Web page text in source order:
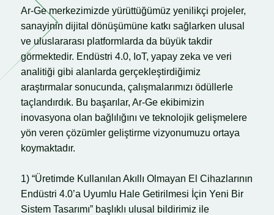
Ar-Ge merkezimizde yürüttüğümüz yenilikçi projeler,
sanayinin dijital dönüşümüne katkı sağlarken ulusal
ve uluslararası platformlarda da büyük takdir
görmektedir. Endüstri 4.0, IoT, yapay zeka ve veri
analitiği gibi alanlarda gerçekleştirdiğimiz
araştırmalar sonucunda, çalışmalarımızı ödüllerle
taçlandırdık. Bu başarılar, Ar-Ge ekibimizin
inovasyona olan bağlılığını ve teknolojik gelişmelere
yön veren çözümler geliştirme vizyonumuzu ortaya
koymaktadır.
1) “Üretimde Kullanılan Akıllı Olmayan El Cihazlarının
Endüstri 4.0’a Uyumlu Hale Getirilmesi İçin Yeni Bir
Sistem Tasarımı” başlıklı ulusal bildirimiz ile